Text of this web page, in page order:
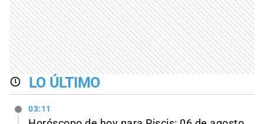
LO ÚLTIMO
03:11